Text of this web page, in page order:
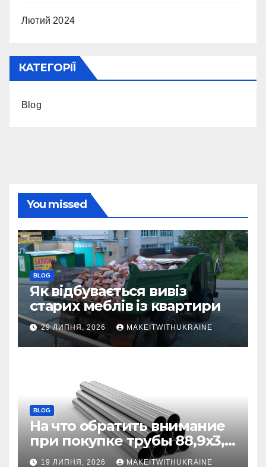
Лютий 2024
КАТЕГОРІЇ
Blog
You missed
BLOG
Як відбувається вивіз
старих меблів із квартири
29 ЛИПНЯ, 2026 MAKEITWITHUKRAINE
BLOG
На что обратить внимание
при покупке трубы 88,9х3,2
бесшовной
19 ЛИПНЯ, 2026 MAKEITWITHUKRAINE